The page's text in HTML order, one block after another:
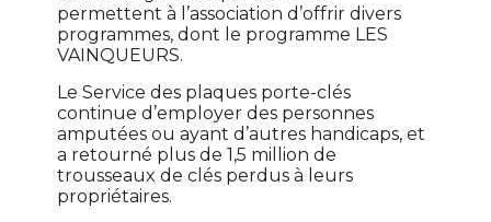
permettent à l’association d’offrir divers
programmes, dont le programme LES
VAINQUEURS.
Le Service des plaques porte-clés
continue d’employer des personnes
amputées ou ayant d’autres handicaps, et
a retourné plus de 1,5 million de
trousseaux de clés perdus à leurs
propriétaires.